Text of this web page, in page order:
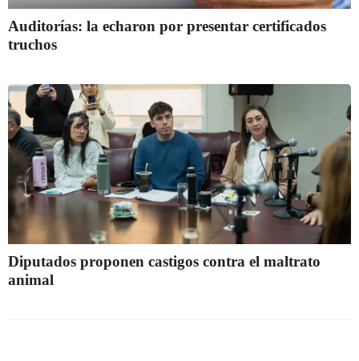
Auditorías: la echaron por presentar certificados
truchos
Diputados proponen castigos contra el maltrato
animal